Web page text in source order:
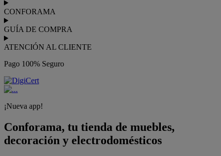
CONFORAMA
GUÍA DE COMPRA
ATENCIÓN AL CLIENTE
Pago 100% Seguro
¡Nueva app!
Conforama, tu tienda de muebles,
decoración y electrodomésticos